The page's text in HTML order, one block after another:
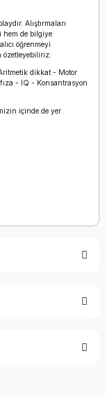
Alıştırmaları
hem de bilgiye
öğrenmeyi
özetleyebiliriz:
dikkat - Motor
- IQ - Konsantrasyon
içinde de yer